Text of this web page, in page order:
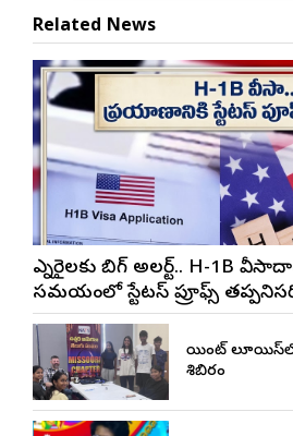
Related News
ఎన్నారైలకు బిగ్ అలర్ట్.. H-1B
సమయంలో స్టేటస్ ప్రూఫ్స్
సెయింట్
శిబిరం